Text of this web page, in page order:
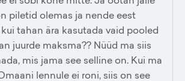
piletid olemas ja nende eest
tahan ära kasutada vaid pooled
juurde maksma?? Nüüd ma siis
mis jama see selline on. Kui ma
lennule ei roni, siis on see